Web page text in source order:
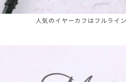
人気のイヤーカフはフルライ